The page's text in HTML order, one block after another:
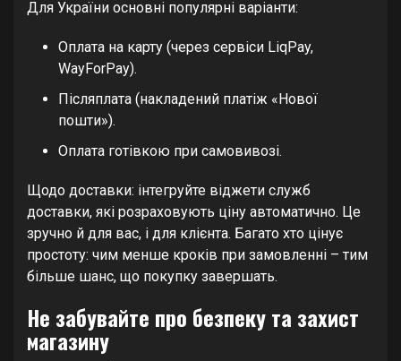
Для України основні популярні варіанти:
Оплата на карту (через сервіси LiqPay,
WayForPay).
Післяплата (накладений платіж «Нової
пошти»).
Оплата готівкою при самовивозі.
Щодо доставки: інтегруйте віджети служб
доставки, які розраховують ціну автоматично. Це
зручно й для вас, і для клієнта. Багато хто цінує
простоту: чим менше кроків при замовленні – тим
більше шанс, що покупку завершать.
Не забувайте про безпеку та захист
магазину